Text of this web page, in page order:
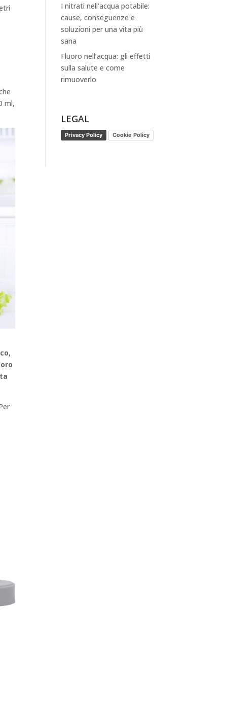
ml,
I nitrati nell’acqua potabile:
cause, conseguenze e
soluzioni per una vita più
sana
Fluoro nell’acqua: gli effetti
sulla salute e come
rimuoverlo
LEGAL
Privacy Policy Cookie Policy